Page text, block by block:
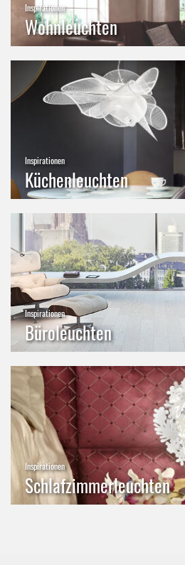
Inspirationen
Wohnleuchten
Inspirationen
Küchenleuchten
Inspirationen
Büroleuchten
Inspirationen
Schlafzimmerleuchten